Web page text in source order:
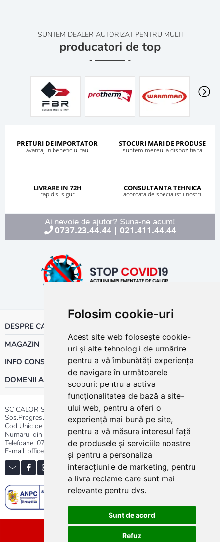
Folosim cookie-uri
Acest site web folosește cookie-
uri și alte tehnologii de urmărire
pentru a vă îmbunătăți experiența
de navigare în următoarele
scopuri: pentru a activa
funcționalitatea de bază a site-
ului web, pentru a oferi o
experiență mai bună pe site,
pentru a vă măsura interesul față
de produsele și serviciile noastre
și pentru a personaliza
interacțiunile de marketing, pentru
a livra reclame care sunt mai
relevante pentru dvs.
Sunt de acord
Refuz
SUNTEM DEALER AUTORIZAT PENTRU MULTI
producatori de top
PRETURI DE IMPORTATOR
avantaj in beneficiul tau
STOCURI MARI DE PRODUSE
suntem mereu la dispozitia ta
LIVRARE IN 72H
rapid si sigur
CONSULTANTA TEHNICA
acordata de specialistii nostri
Ai nevoie de ajutor? Suna-ne acum!
0737.23.44.44| 021.411.44.44
DESPRE CALOR
MAGAZIN
INFO CONSUMATOR
DOMENII ACTIVITATE
SC CALOR SRL
Sos.Progresului nr.30-40, Sector 5, Bucuresti
Cod Unic de Inregistrare: RO 3004724
Numarul din Registrul Comertului:J40/13176/1991
Telefoane: 0737.23.44.44|021.411.44.44
E-mail: office@calor.ro